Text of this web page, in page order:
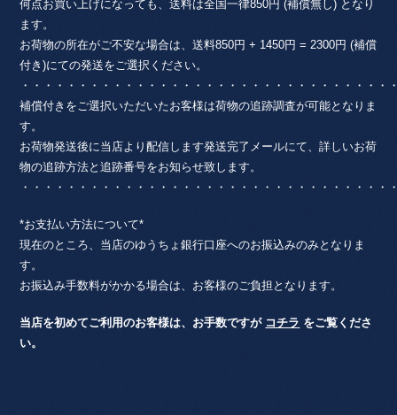
何点お買い上げになっても、送料は全国一律850円 (補償無し) となり
ます。
お荷物の所在がご不安な場合は、送料850円 + 1450円 = 2300円 (補償
付き)にての発送をご選択ください。
・・・・・・・・・・・・・・・・・・・・・・・・・・・・・・・
補償付きをご選択いただいたお客様は荷物の追跡調査が可能となりま
す。
お荷物発送後に当店より配信します発送完了メールにて、詳しいお荷
物の追跡方法と追跡番号をお知らせ致します。
・・・・・・・・・・・・・・・・・・・・・・・・・・・・・・・
*お支払い方法について*
現在のところ、当店のゆうちょ銀行口座へのお振込みのみとなりま
す。
お振込み手数料がかかる場合は、お客様のご負担となります。
当店を初めてご利用のお客様は、お手数ですが コチラ をご覧くださ
い。